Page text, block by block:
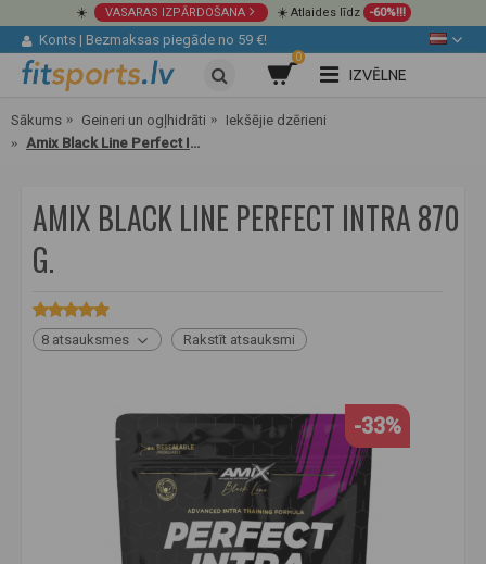
☀️ VASARAS IZPĀRDOŠANA ☀️ Atlaides līdz -60%!!!
Konts | Bezmaksas piegāde no 59 €!
0
IZVĒLNE
Sākums Geineri un ogļhidrāti
Iekšējie dzērieni
Amix Black Line Perfect Intra 870 g.
AMIX BLACK LINE PERFECT INTRA 870
G.
8 atsauksmes Rakstīt atsauksmi
-33%